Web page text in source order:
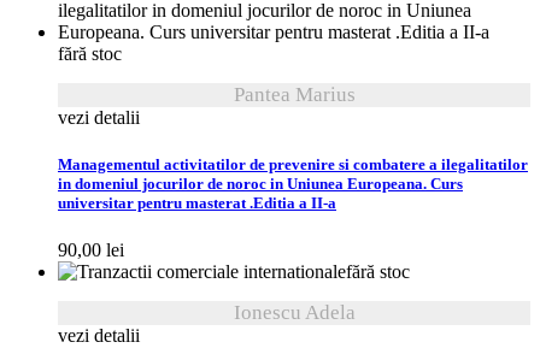
fără stoc
Pantea Marius
vezi detalii
Managementul activitatilor de prevenire si combatere a ilegalitatilor
in domeniul jocurilor de noroc in Uniunea Europeana. Curs
universitar pentru masterat .Editia a II-a
90,00 lei
fără stoc
Ionescu Adela
vezi detalii